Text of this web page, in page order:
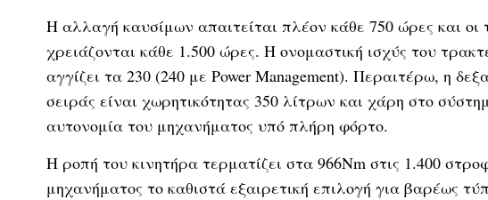
Η αλλαγή καυσίμων απαιτείται πλέον κάθε 750 ώρες και οι
χρειάζονται κάθε 1.500 ώρες. Η ονομαστική ισχύς του
αγγίζει τα 230 (240 με Power Management). Περαιτέρω, η
σειράς είναι χωρητικότητας 350 λίτρων και χάρη στο
αυτονομία του μηχανήματος υπό πλήρη φόρτο.
Η ροπή του κινητήρα τερματίζει στα 966Nm στις 1.400
μηχανήματος το καθιστά εξαιρετική επιλογή για βαρέως